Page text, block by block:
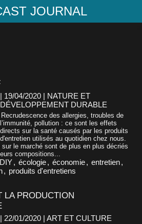
JOURNAL
| 19/04/2020 | NATURE ET
DÉVELOPPEMENT DURABLE
Recrudescence des allergies, troubles de
l’immunité, pollution : ce sont les effets
directs sur la santé causés par les produits
d'entretien utilisés au quotidien chez nous.
le marché sont de plus en plus décriés
compositions...
DIY, écologie, économie, entretien,
, produits d'entretiens
LA PRODUCTION
| 22/01/2020 | ART ET CULTURE